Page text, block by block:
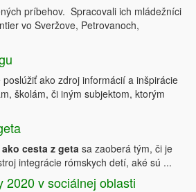
príbehov. Spracovali ich mládežníci
vo Sveržove, Petrovanoch,
ako zdroj informácií a inšpirácie
školám, či iným subjektom, ktorým
cesta z getasa zaoberá tým, či je
integrácie rómskych detí, aké sú ...
2020 v sociálnej oblasti